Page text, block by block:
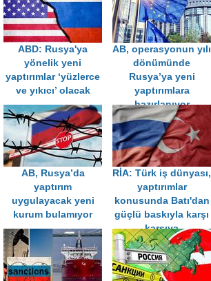
ABD: Rusya'ya
yönelik yeni
yaptırımlar ‘yüzlerce
ve yıkıcı’ olacak
AB, operasyonun yılı
dönümünde
Rusya’ya yeni
yaptırımlara
hazırlanıyor
AB, Rusya’da
yaptırım
uygulayacak yeni
kurum bulamıyor
RİA: Türk iş dünyası,
yaptırımlar
konusunda Batı'dan
güçlü baskıyla karşı
karşıya